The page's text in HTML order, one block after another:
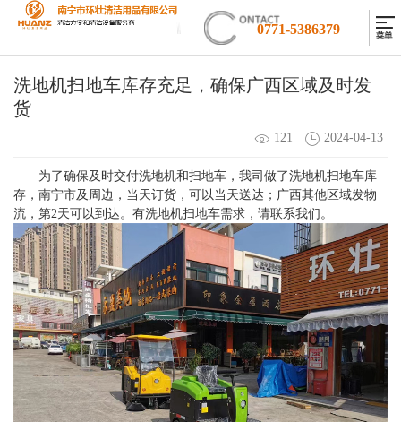
0771-5386379
洗地机扫地车库存充足，确保广西区域及时发
货
121 2024-04-13
为了确保及时交付洗地机和扫地车，我司做了洗地机扫地车库
存，南宁市及周边，当天订货，可以当天送达；广西其他区域发物
流，第2天可以到达。有洗地机扫地车需求，请联系我们。